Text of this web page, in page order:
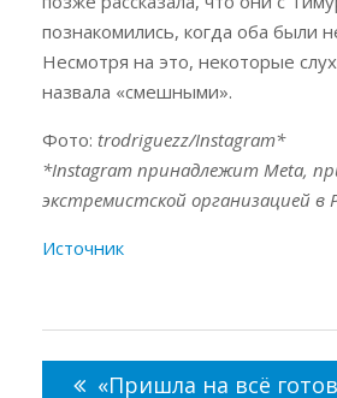
познакомились, когда оба были
Несмотря на это, некоторые
назвала «смешными».
Фото: trodriguezz/Instagram*
*Instagram принадлежит Meta,
экстремистской организацией в
Источник
«Пришла на всё